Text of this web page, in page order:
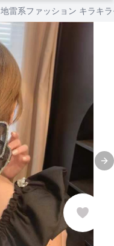
地雷系ファッション キラキ